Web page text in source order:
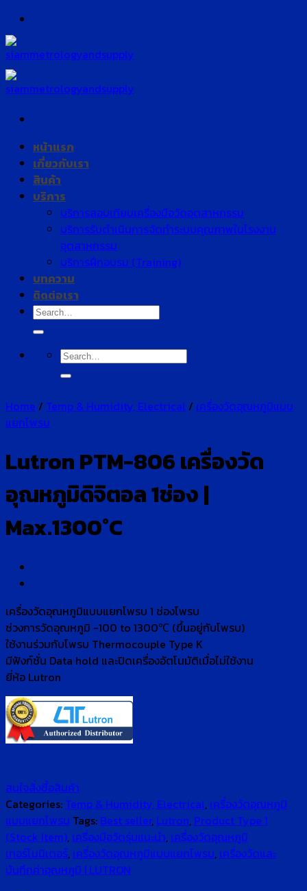
Skip
to
content
หน้าแรก
เกี่ยวกับเรา
สินค้า
บริการ
บริการสอบเทียบเครื่องมือวัดอุตสาหกรรม
บริการรับดำเนินการจัดทำระบบคุณภาพในโรงงาน
อุตสาหกรรม
บริการฝึกอบรม (Training)
บทความ
ติดต่อเรา
Search
for:
Search
for:
Home / Temp & Humidity, Electrical / เครื่องวัดอุณหภูมิแบบ
แยกโพรบ
Lutron PTM-806 เครื่องวัด
อุณหภูมิดิจิตอล 1ช่อง |
Max.1300°C
เครื่องวัดอุณหภูมิแบบแยกโพรบ 1 ช่องโพรบ
ช่วงการวัดอุณหภูมิ -100 to 1300℃ (ขึ้นอยู่กับโพรบ)
ใช้งานร่วมกับโพรบ Thermocouple Type K
มีฟังก์ชั่น Data hold และปิดเครื่องอัตโนมัติเมื่อไม่ใช้งาน
ยี่ห้อ Lutron
สนใจสั่งซื้อสินค้า
Categories: Temp & Humidity, Electrical, เครื่องวัดอุณหภูมิ
แบบแยกโพรบ Tags: Best seller, Lutron, Product Type 1
(Stock Item), เครื่องมือวัดรุ่นแนะนำ, เครื่องวัดอุณหภูมิ
เทอร์โมมิเตอร์, เครื่องวัดอุณหภูมิแบบแยกโพรบ, เครื่องวัดและ
บันทึกค่าอุณหภูมิ | LUTRON